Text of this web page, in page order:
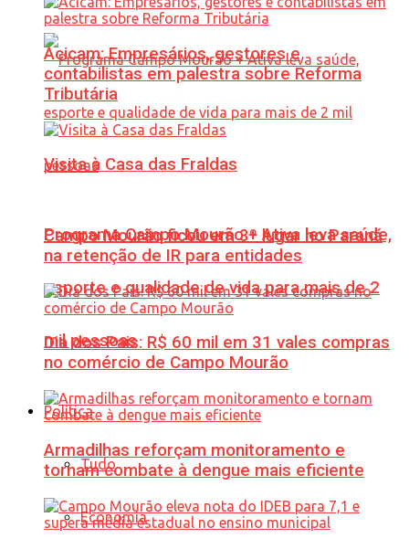
Programa Campo Mourão + Ativa leva saúde,
esporte e qualidade de vida para mais de 2
mil pessoas
Política
Tudo
Economia
Acicam: Empresários, gestores e
contabilistas em palestra sobre Reforma
Tributária
Visita à Casa das Fraldas
Campo Mourão ficou em 3º lugar no Paraná
na retenção de IR para entidades
Dia dos Pais: R$ 60 mil em 31 vales compras
no comércio de Campo Mourão
Armadilhas reforçam monitoramento e
tornam combate à dengue mais eficiente